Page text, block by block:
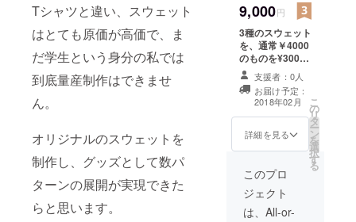
Tシャツと違い、スウェット
はとても原価が高価で、ま
だ学生という身分の私では
到底量産制作はできませ
ん。
オリジナルのスウェットを
制作し、グッズとして数パ
ターンの展開が実現できた
らと思います。
9,000円
3種のスウェット
を、通常￥4000
のものを¥3000
として提供させ
ていただきま
す。 それに加
え、在庫として
残っているポス
トカードを全種
支援者：0人
お届け予定：
2018年02月
詳細を見る
こ
の
リ
タ
ー
ン
を
選
択
す
る
このプロ
ジェクト
は、All-or-